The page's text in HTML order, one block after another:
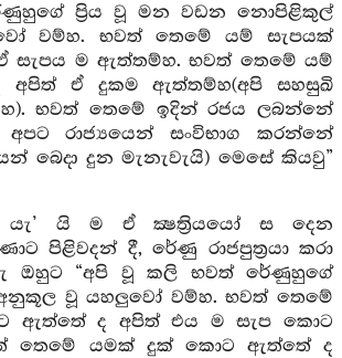
ප්‍රිය වූ මන වඩන නොපිළිකුල්
වම්හ. භවත් තෙමේ යම් සැපයක්
සැපය ම ඇත්තම්හ. භවත් තෙමේ යම්
අපිත් ඒ දුකම ඇත්තම්හ(අපි සහසුඛි
භවත් තෙමේ ඉදින් රජය ලබන්නේ
රාජ්‍යයෙන් සංවිභාග කරන්නේ
බෙදා දුන මැනැවැයි) මෙසේ කියවු”
යැ’ යි ම ඒ ක්‍ෂත්‍රියයෝ ස දෙන
පිළිවදන් දී, රේණු රාජපුත්‍රයා කරා
ඔහුට “අපි වූ කලි භවත් රේණුහුගේ
අනුකූල වූ යහලුවෝ වම්හ. භවත් තෙමේ
ඇත්තේ ද අපිත් එය ම සැප කොට
තෙමේ යමක් දුක් කොට ඇත්තේ ද